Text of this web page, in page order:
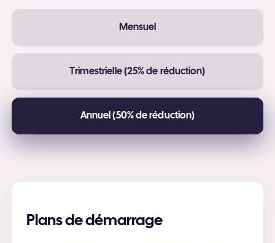
Mensuel
Trimestrielle (25% de réduction)
Annuel (50% de réduction)
Plans de démarrage